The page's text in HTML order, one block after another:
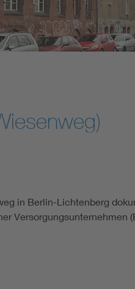
in Berlin-Lichtenberg